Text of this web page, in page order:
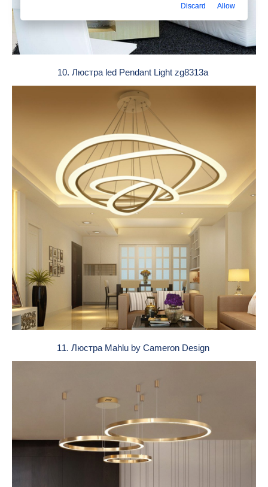
10. Люстра led Pendant Light zg8313a
11. Люстра Mahlu by Cameron Design
Discard Allow